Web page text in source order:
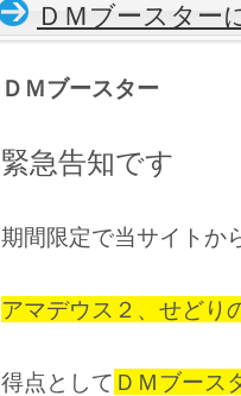
ＤＭブースタ
ＤＭブースター
緊急告知です
期間限定で当サイトか
アマデウス２、せどり
得点として ＤＭブース